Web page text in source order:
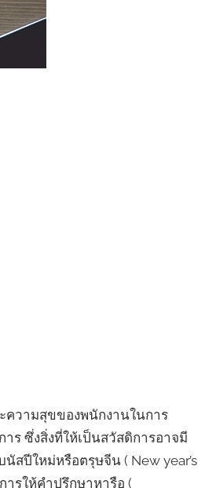
ความสุขของพนักงานในการ
ร ซึ่งสิ่งที่ให้เป็นสวัสดิการอาจมี
สปีใหม่หรือตรุษจีน ( New year’s
ารให้คำปรึกษาหารือ (